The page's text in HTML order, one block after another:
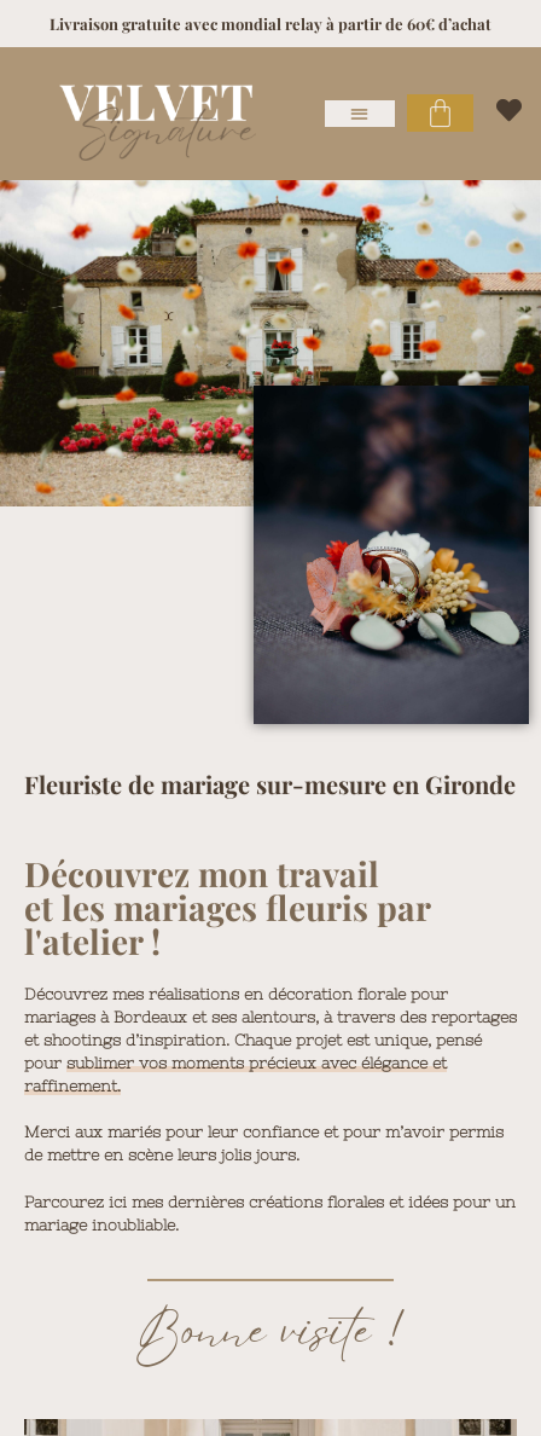
Livraison gratuite avec mondial relay à partir de 60€ d’achat
Fleuriste de mariage sur-mesure en Gironde
Découvrez mon travail
et les mariages fleuris par
l'atelier !
Découvrez mes réalisations en décoration florale pour
mariages à Bordeaux et ses alentours, à travers des reportages
et shootings d’inspiration. Chaque projet est unique, pensé
pour sublimer vos moments précieux avec élégance et
raffinement.
Merci aux mariés pour leur confiance et pour m’avoir permis
de mettre en scène leurs jolis jours.
Parcourez ici mes dernières créations florales et idées pour un
mariage inoubliable.
Bonne visite !